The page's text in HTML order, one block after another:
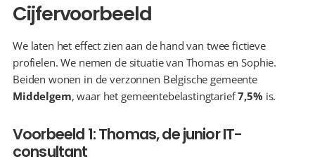
Cijfervoorbeeld
We laten het effect zien aan de hand van twee fictieve
profielen. We nemen de situatie van Thomas en Sophie.
Beiden wonen in de verzonnen Belgische gemeente
Middelgem, waar het gemeentebelastingtarief 7,5% is.
Voorbeeld 1: Thomas, de junior IT-
consultant